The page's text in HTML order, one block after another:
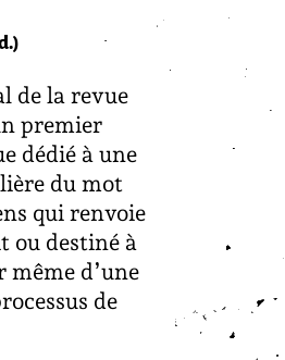
de la revue
premier
dédié à une
du mot
qui renvoie
ou destiné à
d’une
de